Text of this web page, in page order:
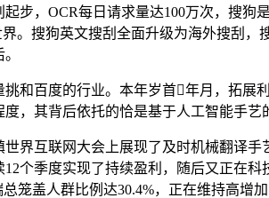
步，OCR每日请求量达100万次，搜狗
界。搜狗英文搜刮全面升级为海外搜刮
百度的行业。本年岁首年月，拓展利
，其背后依托的恰是基于人工智能手
互联网大会上展现了及时机械翻译手
12个季度实现了持续盈利，随后又正在
笼盖人群比例达30.4%，正在维持高增